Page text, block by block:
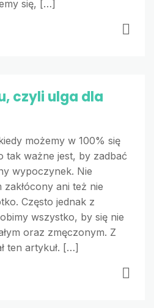
się, […]
czyli ulga dla
możemy w 100% się
tak ważne jest, by zadbać
wypoczynek. Nie
ani też nie
Często jednak z
wszystko, by się nie
oraz zmęczonym. Z
ten artykuł. […]